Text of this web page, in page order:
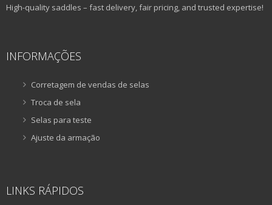
High-quality saddles – fast delivery, fair pricing, and trusted expertise!
INFORMAÇÕES
Corretagem de vendas de selas
Troca de sela
Selas para teste
Ajuste da armação
LINKS RÁPIDOS